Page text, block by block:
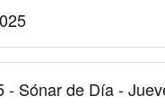
- Sónar de Día -